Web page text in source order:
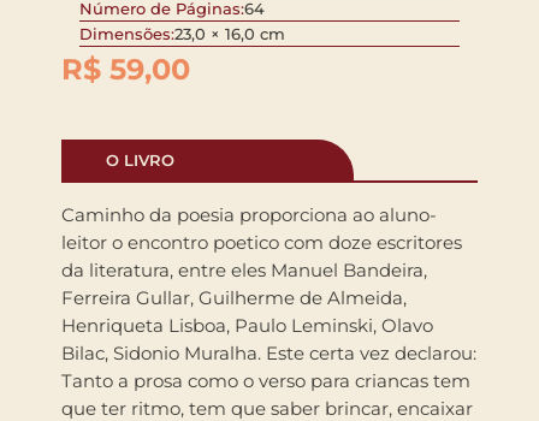
Número de Páginas:64
Dimensões:23,0 × 16,0 cm
R$ 59,00
O LIVRO
Caminho da poesia proporciona ao aluno-
leitor o encontro poetico com doze escritores
da literatura, entre eles Manuel Bandeira,
Ferreira Gullar, Guilherme de Almeida,
Henriqueta Lisboa, Paulo Leminski, Olavo
Bilac, Sidonio Muralha. Este certa vez declarou:
Tanto a prosa como o verso para criancas tem
que ter ritmo, tem que saber brincar, encaixar